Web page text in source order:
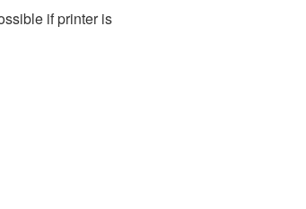
if printer is